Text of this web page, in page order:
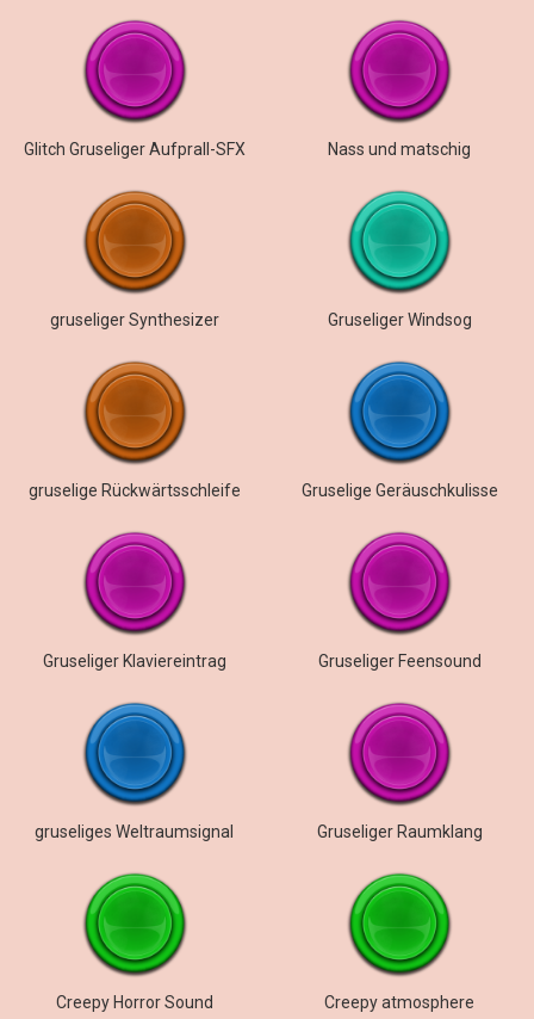
Glitch Gruseliger Aufprall-SFX Nass und matschig
gruseliger Synthesizer Gruseliger Windsog
gruselige Rückwärtsschleife Gruselige Geräuschkulisse
Gruseliger Klaviereintrag Gruseliger Feensound
gruseliges Weltraumsignal Gruseliger Raumklang
Creepy Horror Sound Creepy atmosphere